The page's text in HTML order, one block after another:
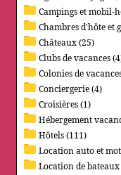
Campings et mobil-
Chambres d'hôte et
Châteaux (25)
Clubs de vacances
Colonies de
Conciergerie (4)
Croisières (1)
Hébergement
Hôtels (111)
Location auto et
Location de